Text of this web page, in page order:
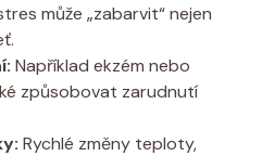
může „zabarvit“ nejen
Například ekzém nebo
způsobovat zarudnutí
Rychlé změny teploty,